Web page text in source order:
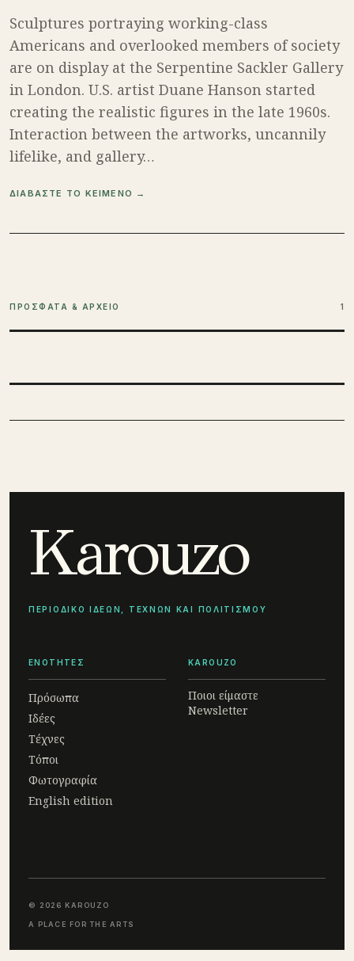
Sculptures portraying working-class
Americans and overlooked members of society
are on display at the Serpentine Sackler Gallery
in London. U.S. artist Duane Hanson started
creating the realistic figures in the late 1960s.
Interaction between the artworks, uncannily
lifelike, and gallery…
ΔΙΑΒΑΣΤΕ ΤΟ ΚΕΙΜΕΝΟ →
ΠΡΟΣΦΑΤΑ & ΑΡΧΕΙΟ 1
Karouzo
ΠΕΡΙΟΔΙΚΟ ΙΔΕΩΝ, ΤΕΧΝΩΝ ΚΑΙ ΠΟΛΙΤΙΣΜΟΥ
ΕΝΟΤΗΤΕΣ
Πρόσωπα
Ιδέες
Τέχνες
Τόποι
Φωτογραφία
English edition
KAROUZO
Ποιοι είμαστε
Newsletter
© 2026 KAROUZO
A PLACE FOR THE ARTS